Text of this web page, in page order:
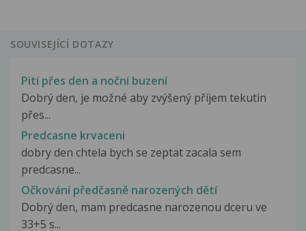
SOUVISEJÍCÍ DOTAZY
Pití přes den a noční buzení
Dobrý den, je možné aby zvýšený příjem tekutin
přes...
Predcasne krvaceni
dobry den chtela bych se zeptat zacala sem
predcasne...
Očkování předčasně narozených dětí
Dobrý den, mam predcasne narozenou dceru ve
33+5 s...